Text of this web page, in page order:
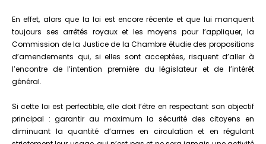
En effet, alors que la loi est encore récente et que lui manquent
toujours ses arrêtés royaux et les moyens pour l’appliquer, la
Commission de la Justice de la Chambre étudie des propositions
d’amendements qui, si elles sont acceptées, risquent d’aller à
l’encontre de l’intention première du législateur et de l’intérêt
général.
Si cette loi est perfectible, elle doit l’être en respectant son objectif
principal : garantir au maximum la sécurité des citoyens en
diminuant la quantité d’armes en circulation et en régulant